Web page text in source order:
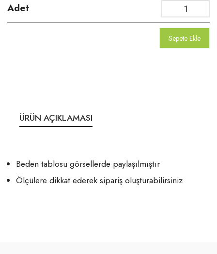
Adet
Sepete Ekle
ÜRÜN AÇIKLAMASI
Beden tablosu görsellerde paylaşılmıştır
Ölçülere dikkat ederek sipariş oluşturabilirsiniz